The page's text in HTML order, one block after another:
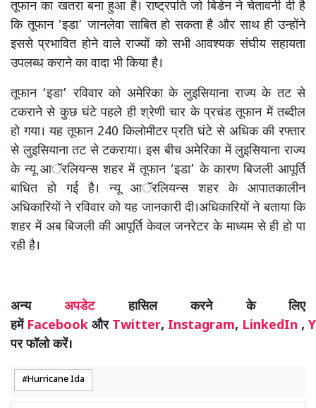
तूफान का खतरा बना हुआ है। राष्ट्रपति जो बिडेन ने चेतावनी दी है
कि तूफान ‘इडा’ जानलेवा साबित हो सकता है और साथ ही उन्होंने
इससे प्रभावित होने वाले राज्यों को सभी आवश्यक संघीय सहायता
उपलब्ध कराने का वादा भी किया है।
तूफान ‘इडा’ रविवार को अमेरिका के लुइसियाना राज्य के तट से
टकराने से कुछ घंटे पहले ही श्रेणी चार के प्रचंड तूफान में तब्दील
हो गया। यह तूफान 240 किलोमीटर प्रति घंटे से अधिक की रफ्तार
से लुइसियाना तट से टकराया। इस बीच अमेरिका में लुइसियाना राज्य
के न्यू आॅरलियन्स शहर में तूफान ‘इडा’ के कारण बिजली आपूर्ति
बाधित हो गई है। न्यू आॅरलियन्स शहर के आपातकालीन
अधिकारियों ने रविवार को यह जानकारी दी।अधिकारियों ने बताया कि
शहर में अब बिजली की आपूर्ति केवल जनरेटर के माध्यम से ही हो पा
रही है।
अन्यअपडेटहासिल करने के लिए
हमें Facebook और Twitter, Instagram, LinkedIn ,
पर फॉलो करें।
Hurricane Ida